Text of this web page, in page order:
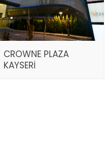
CROWNE PLAZA
KAYSERİ